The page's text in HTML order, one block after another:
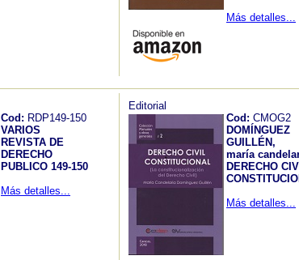
Más detalles...
Cod: RDP149-150
VARIOS
REVISTA DE
DERECHO
PUBLICO 149-150
Más detalles...
Editorial
Cod: CMOG2
DOMÍNGUEZ
GUILLÉN,
maría
DERECHO
Más detalles...